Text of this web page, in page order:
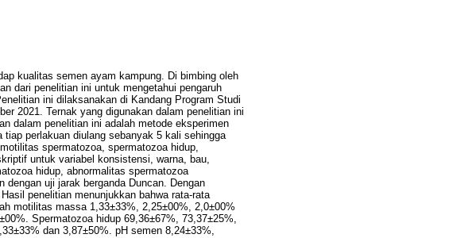
kualitas semen ayam kampung. Di bimbing oleh
dari penelitian ini untuk mengetahui pengaruh
ini dilaksanakan di Kandang Program Studi
2021. Ternak yang digunakan dalam penelitian ini
dalam penelitian ini adalah metode eksperimen
perlakuan diulang sebanyak 5 kali sehingga
spermatozoa, spermatozoa hidup,
untuk variabel konsistensi, warna, bau,
hidup, abnormalitas spermatozoa
uji jarak berganda Duncan. Dengan
penelitian menunjukkan bahwa rata-rata
motilitas massa 1,33±33%, 2,25±00%, 2,0±00%
Spermatozoa hidup 69,36±67%, 73,37±25%,
dan 3,87±50%. pH semen 8,24±33%,